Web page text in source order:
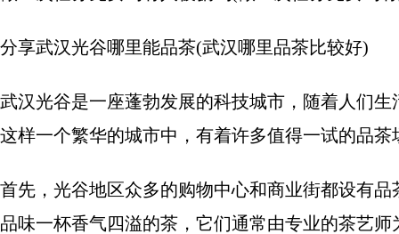
分享武汉光谷哪里能品茶(武汉哪里品茶比较好)
武汉光谷是一座蓬勃发展的科技城市，随着人们
这样一个繁华的城市中，有着许多值得一试的品茶
首先，光谷地区众多的购物中心和商业街都设有
品味一杯香气四溢的茶，它们通常由专业的茶艺